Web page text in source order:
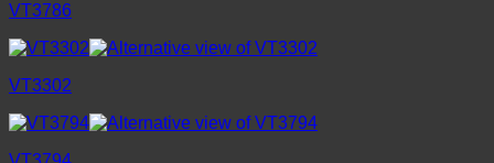
VT3786
VT3302